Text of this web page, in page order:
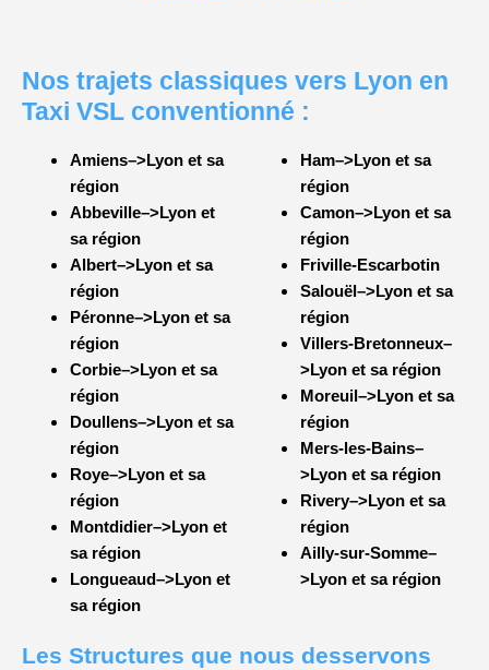
Nos trajets classiques vers Lyon en
Taxi VSL conventionné :
Amiens–>Lyon et sa
région
Abbeville–>Lyon et
sa région
Albert–>Lyon et sa
région
Péronne–>Lyon et sa
région
Corbie–>Lyon et sa
région
Doullens–>Lyon et sa
région
Roye–>Lyon et sa
région
Montdidier–>Lyon et
sa région
Longueaud–>Lyon et
sa région
Ham–>Lyon et sa
région
Camon–>Lyon et sa
région
Friville-Escarbotin
Salouël–>Lyon et sa
région
Villers-Bretonneux–
>Lyon et sa région
Moreuil–>Lyon et sa
région
Mers-les-Bains–
>Lyon et sa région
Rivery–>Lyon et sa
région
Ailly-sur-Somme–
>Lyon et sa région
Les Structures que nous desservons